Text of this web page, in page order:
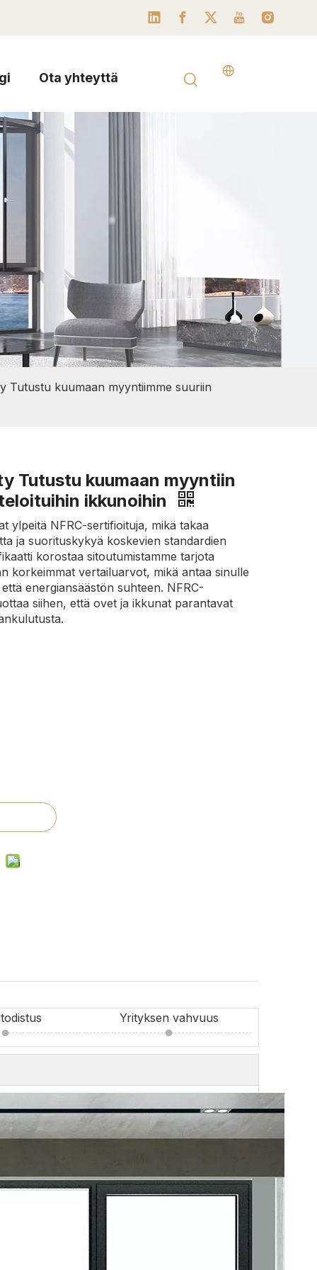
Ota yhteyttä
Tutustu kuumaan myyntiimme suuriin
Tutustu kuumaan myyntiin
ikkunoihin
ylpeitä NFRC-sertifioituja, mikä takaa
ja suorituskykyä koskevien standardien
korostaa sitoutumistamme tarjota
korkeimmat vertailuarvot, mikä antaa sinulle
energiansäästön suhteen. NFRC-
siihen, että ovet ja ikkunat parantavat
Yrityksen vahvuus